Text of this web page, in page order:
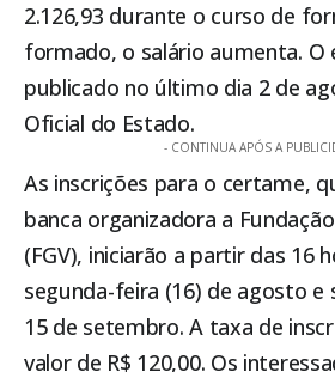
2.126,93 durante o curso de
formado, o salário aumenta. O
publicado no último dia 2 de
Oficial do Estado.
- CONTINUA APÓS A
As inscrições para o certame,
banca organizadora a
(FGV), iniciarão a partir das 16
segunda-feira (16) de agosto e
15 de setembro. A taxa de
valor de R$ 120,00. Os